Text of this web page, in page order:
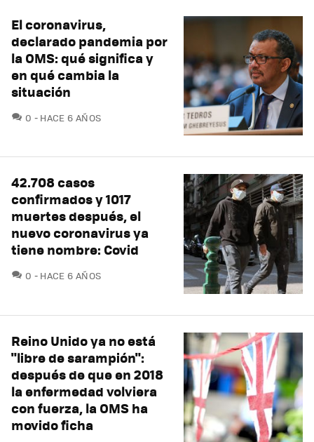
El coronavirus,
declarado pandemia por
la OMS: qué significa y
en qué cambia la
situación
0 COMENTARIOS
HACE 6 AÑOS
42.708 casos
confirmados y 1017
muertes después, el
nuevo coronavirus ya
tiene nombre: Covid
0 COMENTARIOS
HACE 6 AÑOS
Reino Unido ya no está
"libre de sarampión":
después de que en 2018
la enfermedad volviera
con fuerza, la OMS ha
movido ficha